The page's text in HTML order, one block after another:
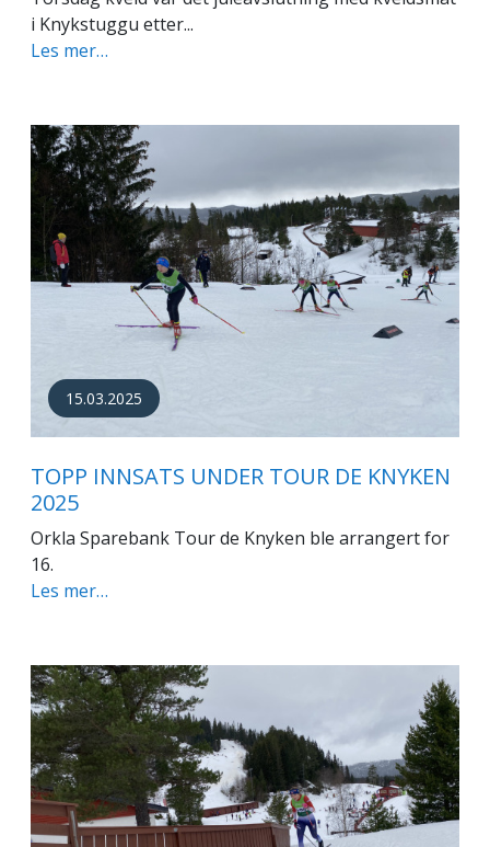
i Knykstuggu etter...
Les mer…
15.03.2025
TOPP INNSATS UNDER TOUR DE KNYKEN
2025
Orkla Sparebank Tour de Knyken ble arrangert for
16.
Les mer…